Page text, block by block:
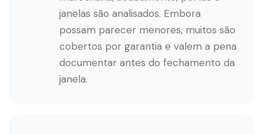
janelas são analisados. Embora
possam parecer menores, muitos são
cobertos por garantia e valem a pena
documentar antes do fechamento da
janela.